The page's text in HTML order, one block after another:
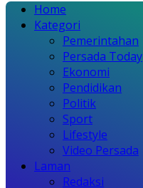
Home
Kategori
Pemerintahan
Persada Today
Ekonomi
Pendidikan
Politik
Sport
Lifestyle
Video Persada
Laman
Redaksi